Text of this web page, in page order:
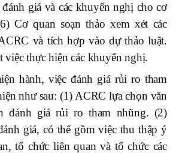
giá và các khuyến nghị cho cơ
Cơ quan soạn thảo xem xét các
và tích hợp vào dự thảo luật.
việc thực hiện các khuyến nghị.
hành, việc đánh giá rủi ro tham
như sau: (1) ACRC lựa chọn văn
đánh giá rủi ro tham nhũng. (2)
giá, có thể gồm việc thu thập ý
tổ chức liên quan và tổ chức các